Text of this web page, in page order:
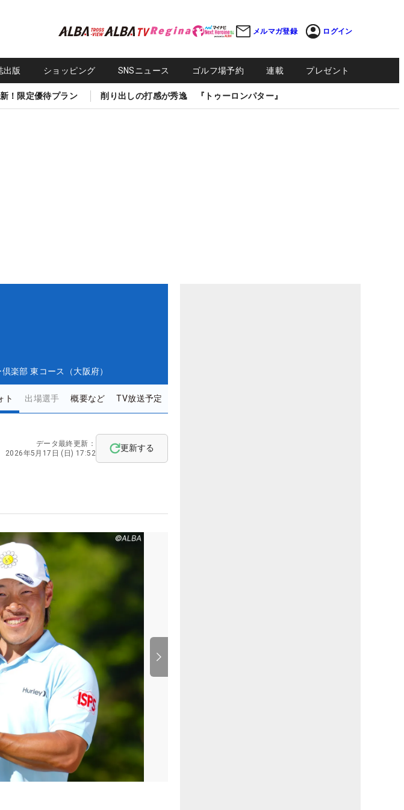
メルマガ登録 ログイン
出版 ショッピング SNSニュース ゴルフ場予約 連載 プレゼント
！限定優待プラン 削り出しの打感が秀逸 『トゥーロンパター』
楽部 東コース（大阪府）
ト 出場選手 概要など TV放送予定
データ最終更新：
2026年5月17日 (日) 17:52
更新する